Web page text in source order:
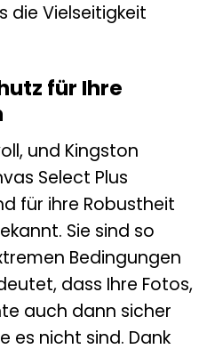
die Vielseitigkeit
für Ihre
und Kingston
Select Plus
für ihre Robustheit
Sie sind so
Bedingungen
dass Ihre Fotos,
auch dann sicher
es nicht sind. Dank